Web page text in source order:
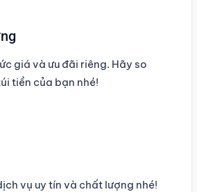
giá và ưu đãi riêng. Hãy so
tiền của bạn nhé!
vụ uy tín và chất lượng nhé!